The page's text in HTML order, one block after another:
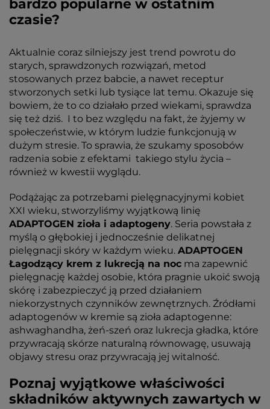
bardzo popularne w ostatnim
czasie?
Aktualnie coraz silniejszy jest trend powrotu do
starych, sprawdzonych rozwiązań, metod
stosowanych przez babcie, a nawet receptur
stworzonych setki lub tysiące lat temu. Okazuje się
bowiem, że to co działało przed wiekami, sprawdza
się też dziś. I to bez względu na fakt, że żyjemy w
społeczeństwie, w którym ludzie funkcjonują w
dużym stresie. To sprawia, że szukamy sposobów
radzenia sobie z efektami takiego stylu życia –
również w kwestii wyglądu.
Podążając za potrzebami pielęgnacyjnymi kobiet
XXI wieku, stworzyliśmy wyjątkową linię
ADAPTOGEN zioła i adaptogeny. Seria powstała z
myślą o głębokiej i jednocześnie delikatnej
pielęgnacji skóry w każdym wieku. ADAPTOGEN
Łagodzący krem z lukrecją na noc ma zapewnić
pielęgnację każdej osobie, która pragnie ukoić swoją
skórę i zabezpieczyć ją przed działaniem
niekorzystnych czynników zewnętrznych. Źródłami
adaptogenów w kremie są zioła adaptogenne:
ashwaghandha, żeń-szeń oraz lukrecja gładka, które
przywracają skórze naturalną równowagę, usuwają
objawy stresu oraz przywracają jej witalność.
Poznaj wyjątkowe właściwości
składników aktywnych zawartych w